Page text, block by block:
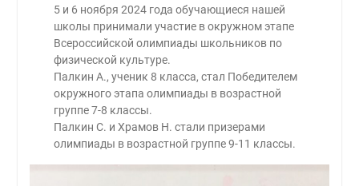
5 и 6 ноября 2024 года обучающиеся нашей
школы принимали участие в окружном этапе
Всероссийской олимпиады школьников по
физической культуре.
Палкин А., ученик 8 класса, стал Победителем
окружного этапа олимпиады в возрастной
группе 7-8 классы.
Палкин С. и Храмов Н. стали призерами
олимпиады в возрастной группе 9-11 классы.